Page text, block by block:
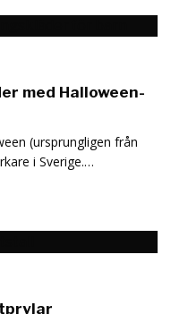
med Halloween-
(ursprungligen från
i Sverige.…